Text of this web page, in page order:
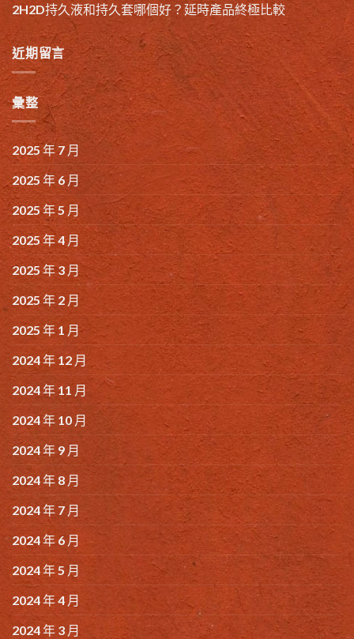
2H2D持久液和持久套哪個好？延時產品終極比較
近期留言
彙整
2025 年 7 月
2025 年 6 月
2025 年 5 月
2025 年 4 月
2025 年 3 月
2025 年 2 月
2025 年 1 月
2024 年 12 月
2024 年 11 月
2024 年 10 月
2024 年 9 月
2024 年 8 月
2024 年 7 月
2024 年 6 月
2024 年 5 月
2024 年 4 月
2024 年 3 月